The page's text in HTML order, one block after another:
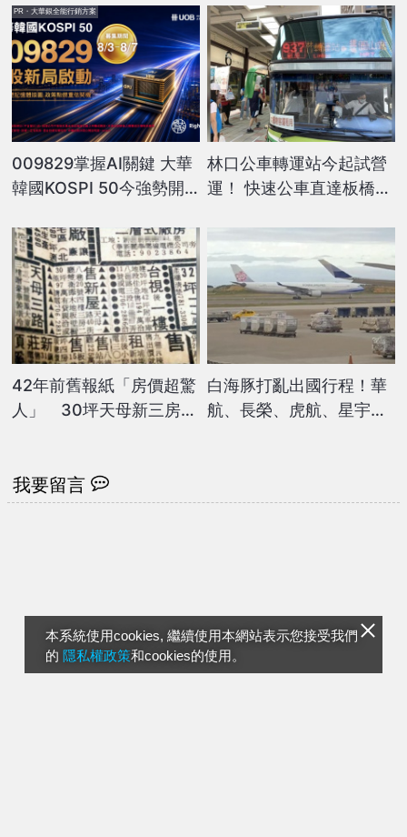
本系統使用cookies, 繼續使用本網站表示您接受我們
的 隱私權政策和cookies的使用。
009829掌握AI關鍵 大華
韓國KOSPI 50今強勢開
PR・大華銀全能行銷方案
林口公車轉運站今起試營
運！ 快速公車直達板橋、
42年前舊報紙「房價超驚
人」 30坪天母新三房
白海豚打亂出國行程！華
航、長榮、虎航、星宇航
我要留言